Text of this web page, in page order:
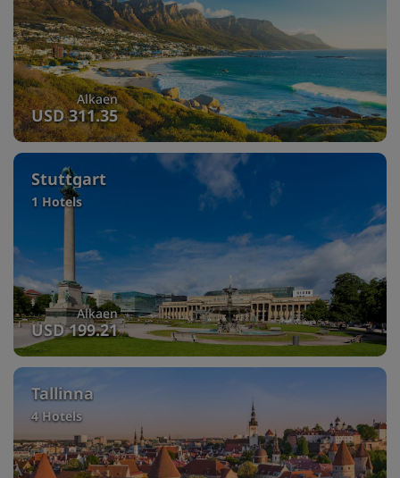
Alkaen
USD 311.35
Stuttgart
1 Hotels
Alkaen
USD 199.21
Tallinna
4 Hotels